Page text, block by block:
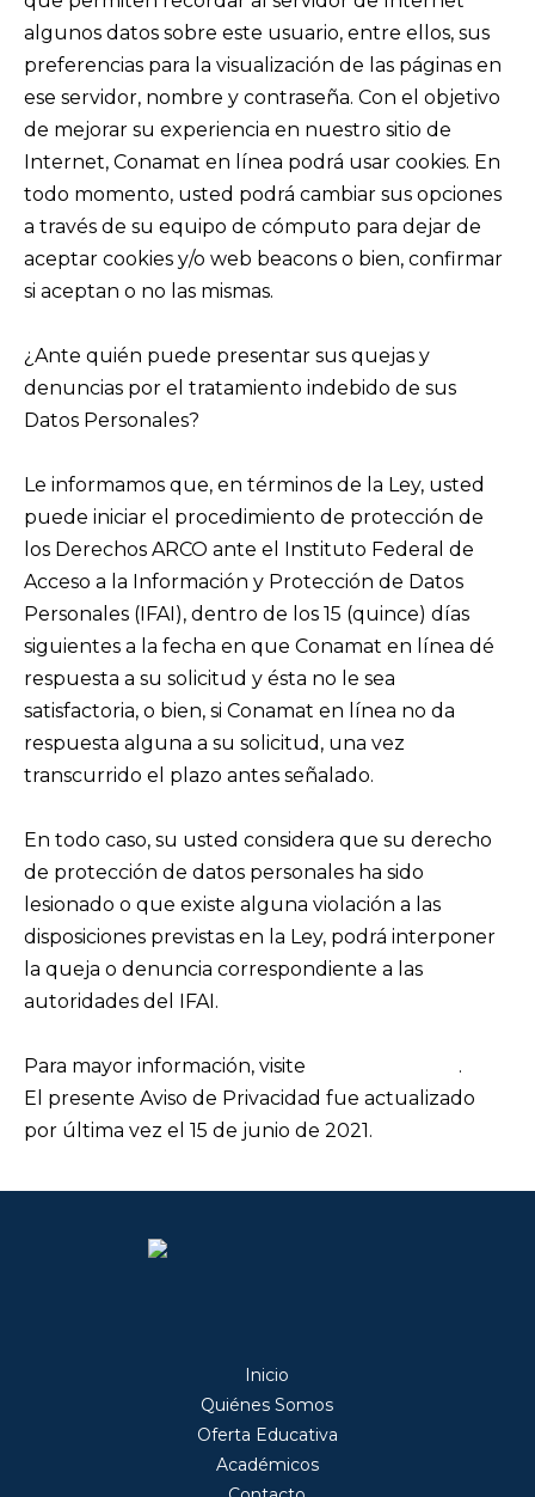
algunos datos sobre este usuario, entre ellos, sus
preferencias para la visualización de las páginas en
ese servidor, nombre y contraseña. Con el objetivo
de mejorar su experiencia en nuestro sitio de
Internet, Conamat en línea podrá usar cookies. En
todo momento, usted podrá cambiar sus opciones
a través de su equipo de cómputo para dejar de
aceptar cookies y/o web beacons o bien, confirmar
si aceptan o no las mismas.
¿Ante quién puede presentar sus quejas y
denuncias por el tratamiento indebido de sus
Datos Personales?
Le informamos que, en términos de la Ley, usted
puede iniciar el procedimiento de protección de
los Derechos ARCO ante el Instituto Federal de
Acceso a la Información y Protección de Datos
Personales (IFAI), dentro de los 15 (quince) días
siguientes a la fecha en que Conamat en línea dé
respuesta a su solicitud y ésta no le sea
satisfactoria, o bien, si Conamat en línea no da
respuesta alguna a su solicitud, una vez
transcurrido el plazo antes señalado.
En todo caso, su usted considera que su derecho
de protección de datos personales ha sido
lesionado o que existe alguna violación a las
disposiciones previstas en la Ley, podrá interponer
la queja o denuncia correspondiente a las
autoridades del IFAI.
Para mayor información, visite
.
El presente Aviso de Privacidad fue actualizado
por última vez el 15 de junio de 2021.
Inicio
Quiénes Somos
Oferta Educativa
Académicos